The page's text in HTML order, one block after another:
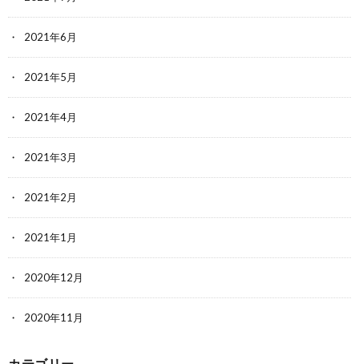
2021年6月
2021年5月
2021年4月
2021年3月
2021年2月
2021年1月
2020年12月
2020年11月